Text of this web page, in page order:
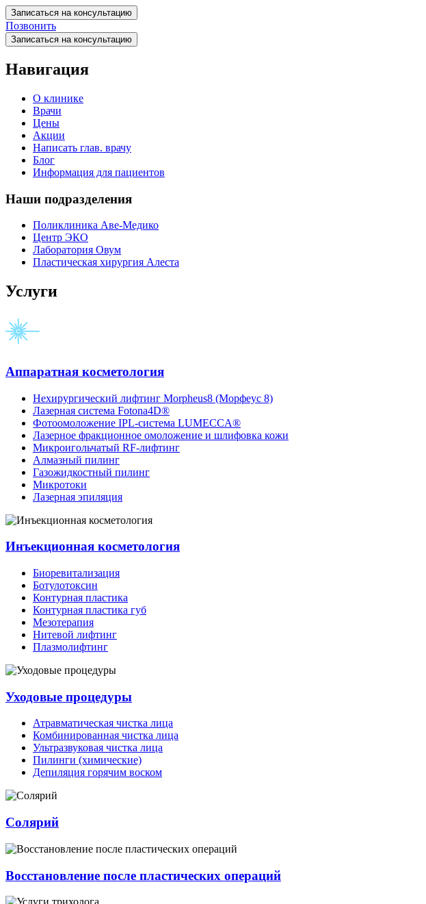
Записаться на консультацию
Позвонить
Записаться на консультацию
Навигация
О клинике
Врачи
Цены
Акции
Написать глав. врачу
Блог
Информация для пациентов
Наши подразделения
Поликлиника Аве-Медико
Центр ЭКО
Лаборатория Овум
Пластическая хирургия Алеста
Услуги
Аппаратная косметология
Нехирургический лифтинг Morpheus8 (Морфеус 8)
Лазерная система Fotona4D®
Фотоомоложение IPL-система LUMECCA®
Лазерное фракционное омоложение и шлифовка кожи
Микроигольчатый RF-лифтинг
Алмазный пилинг
Газожидкостный пилинг
Микротоки
Лазерная эпиляция
Инъекционная косметология
Биоревитализация
Ботулотоксин
Контурная пластика
Контурная пластика губ
Мезотерапия
Нитевой лифтинг
Плазмолифтинг
Уходовые процедуры
Атравматическая чистка лица
Комбинированная чистка лица
Ультразвуковая чистка лица
Пилинги (химические)
Депиляция горячим воском
Солярий
Восстановление после пластических операций